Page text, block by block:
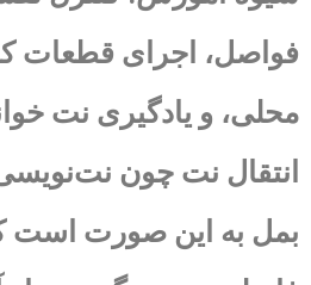
فواصل، اجرای قطعات
محلی، و یادگیری نت
انتقال نت چون
بمل به این صورت است